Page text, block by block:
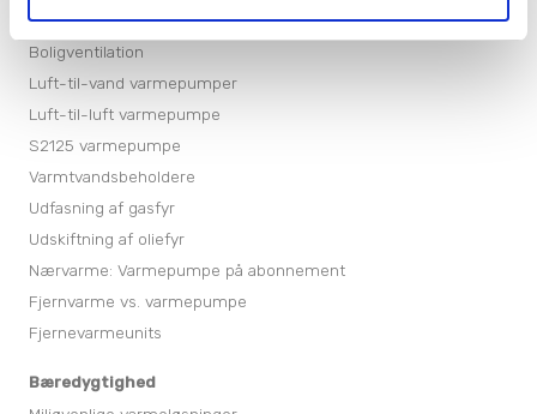
Jordvarmepumper
Boligventilation
Luft-til-vand varmepumper
Luft-til-luft varmepumpe
S2125 varmepumpe
Varmtvandsbeholdere
Udfasning af gasfyr
Udskiftning af oliefyr
Nærvarme: Varmepumpe på abonnement
Fjernvarme vs. varmepumpe
Fjernevarmeunits
Bæredygtighed